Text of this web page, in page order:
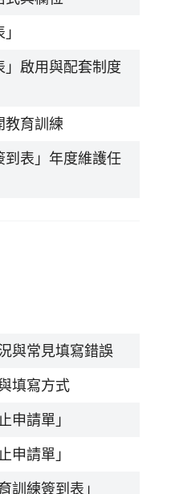
」啟用與配套制度
教育訓練
到表」年度維護任
與常見填寫錯誤
填寫方式
申請單」
申請單」
訓練簽到表」